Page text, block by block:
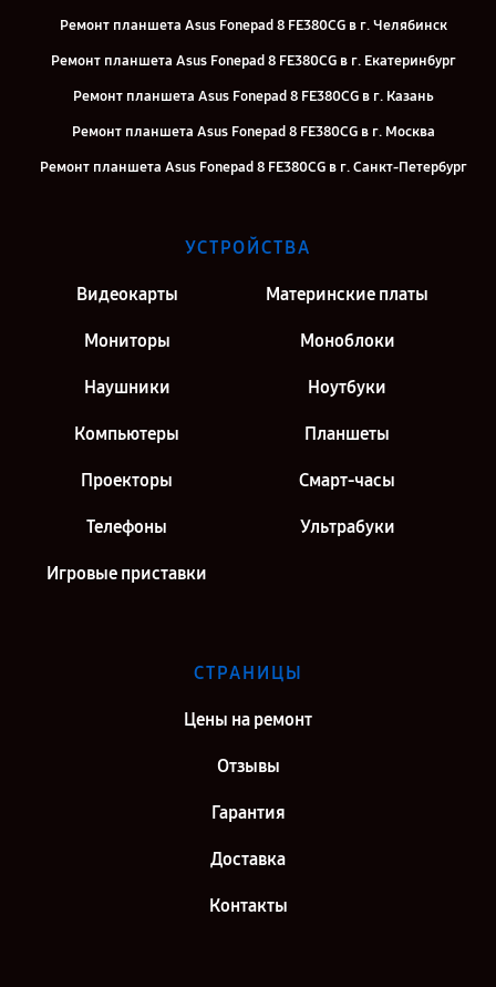
Ремонт планшета Asus Fonepad 8 FE380CG в г. Челябинск
Ремонт планшета Asus Fonepad 8 FE380CG в г. Екатеринбург
Ремонт планшета Asus Fonepad 8 FE380CG в г. Казань
Ремонт планшета Asus Fonepad 8 FE380CG в г. Москва
Ремонт планшета Asus Fonepad 8 FE380CG в г. Санкт-Петербург
УСТРОЙСТВА
Видеокарты Материнские платы
Мониторы Моноблоки
Наушники Ноутбуки
Компьютеры Планшеты
Проекторы Смарт-часы
Телефоны Ультрабуки
Игровые приставки
СТРАНИЦЫ
Цены на ремонт
Отзывы
Гарантия
Доставка
Контакты